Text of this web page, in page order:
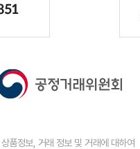
품정보, 거래 정보 및 거래에 대하여